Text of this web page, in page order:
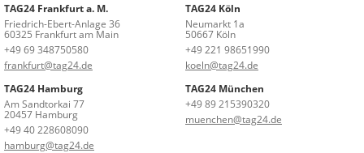
TAG24 Frankfurt a. M.
Friedrich-Ebert-Anlage 36
60325 Frankfurt am Main
+49 69 348750580
frankfurt@tag24.de
TAG24 Köln
Neumarkt 1a
50667 Köln
+49 221 98651990
koeln@tag24.de
TAG24 Hamburg
Am Sandtorkai 77
20457 Hamburg
+49 40 228608090
hamburg@tag24.de
TAG24 München
+49 89 215390320
muenchen@tag24.de